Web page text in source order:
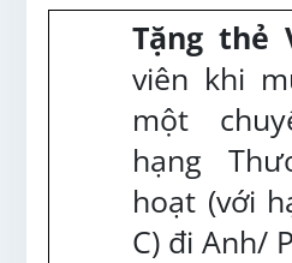
Tặng thẻ
viên khi
một
hạng
hoạt (với
C) đi Anh/